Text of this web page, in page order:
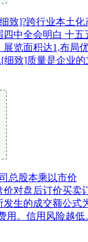
致]?跨行业本土化
四中全会明白 十五
展览面积达1,布局
细致]质量是企业
总股本乘以市价
价对盘后订价买卖
发生的成交额公式
用。信用风险越低